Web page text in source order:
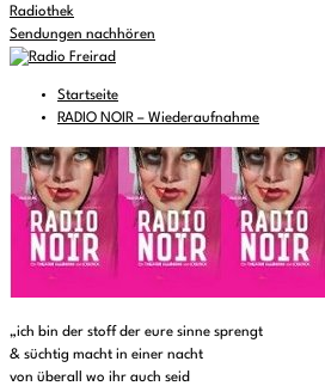
Radiothek
Sendungen nachhören
Startseite
RADIO NOIR – Wiederaufnahme
„ich bin der stoff der eure sinne sprengt
& süchtig macht in einer nacht
von überall wo ihr auch seid